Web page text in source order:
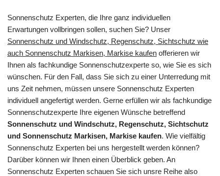
Sonnenschutz Experten, die Ihre ganz individuellen
Erwartungen vollbringen sollen, suchen Sie? Unser
Sonnenschutz und Windschutz, Regenschutz, Sichtschutz wie
auch Sonnenschutz Markisen, Markise kaufen offerieren wir
Ihnen als fachkundige Sonnenschutzexperte so, wie Sie es sich
wünschen. Für den Fall, dass Sie sich zu einer Unterredung mit
uns Zeit nehmen, müssen unsere Sonnenschutz Experten
individuell angefertigt werden. Gerne erfüllen wir als fachkundige
Sonnenschutzexperte Ihre eigenen Wünsche betreffend
Sonnenschutz und Windschutz, Regenschutz, Sichtschutz
und Sonnenschutz Markisen, Markise kaufen. Wie vielfältig
Sonnenschutz Experten bei uns hergestellt werden können?
Darüber können wir Ihnen einen Überblick geben. An
Sonnenschutz Experten schauen Sie sich unsre Reihe also